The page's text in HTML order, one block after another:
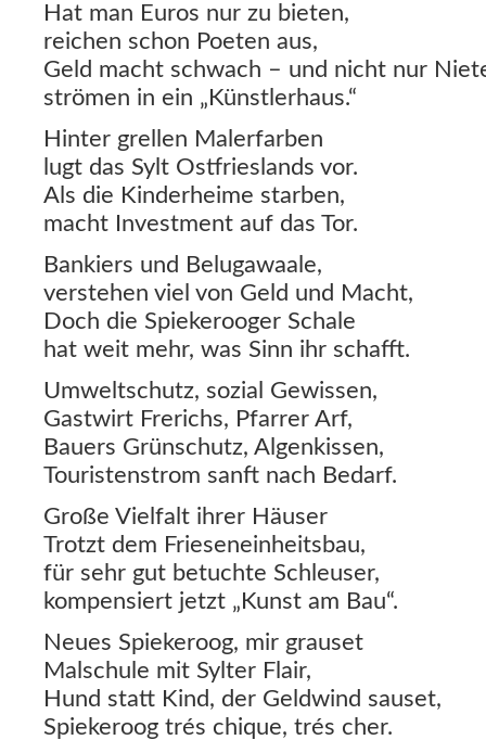
Hat man Euros nur zu bieten,
reichen schon Poeten aus,
Geld macht schwach – und nicht nur
strömen in ein „Künstlerhaus.“
Hinter grellen Malerfarben
lugt das Sylt Ostfrieslands vor.
Als die Kinderheime starben,
macht Investment auf das Tor.
Bankiers und Belugawaale,
verstehen viel von Geld und Macht,
Doch die Spiekerooger Schale
hat weit mehr, was Sinn ihr schafft.
Umweltschutz, sozial Gewissen,
Gastwirt Frerichs, Pfarrer Arf,
Bauers Grünschutz, Algenkissen,
Touristenstrom sanft nach Bedarf.
Große Vielfalt ihrer Häuser
Trotzt dem Frieseneinheitsbau,
für sehr gut betuchte Schleuser,
kompensiert jetzt „Kunst am Bau“.
Neues Spiekeroog, mir grauset
Malschule mit Sylter Flair,
Hund statt Kind, der Geldwind sauset,
Spiekeroog trés chique, trés cher.